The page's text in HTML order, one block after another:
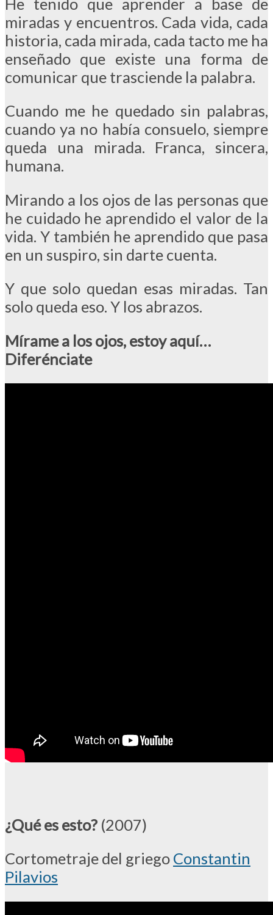
miradas y encuentros. Cada vida, cada
historia, cada mirada, cada tacto me ha
enseñado que existe una forma de
comunicar que trasciende la palabra.
Cuando me he quedado sin palabras,
cuando ya no había consuelo, siempre
queda una mirada. Franca, sincera,
humana.
Mirando a los ojos de las personas que
he cuidado he aprendido el valor de la
vida. Y también he aprendido que pasa
en un suspiro, sin darte cuenta.
Y que solo quedan esas miradas. Tan
solo queda eso. Y los abrazos.
Mírame a los ojos, estoy aquí…
Diferénciate
¿Qué es esto? (2007)
Cortometraje del griego Constantin
Pilavios